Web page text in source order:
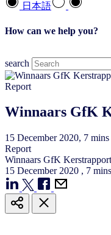
日本語
How can we help you?
search
Report
Winnaars GfK
15 December 2020, 7 mins
Report
Winnaars GfK
15 December 2020 , 7